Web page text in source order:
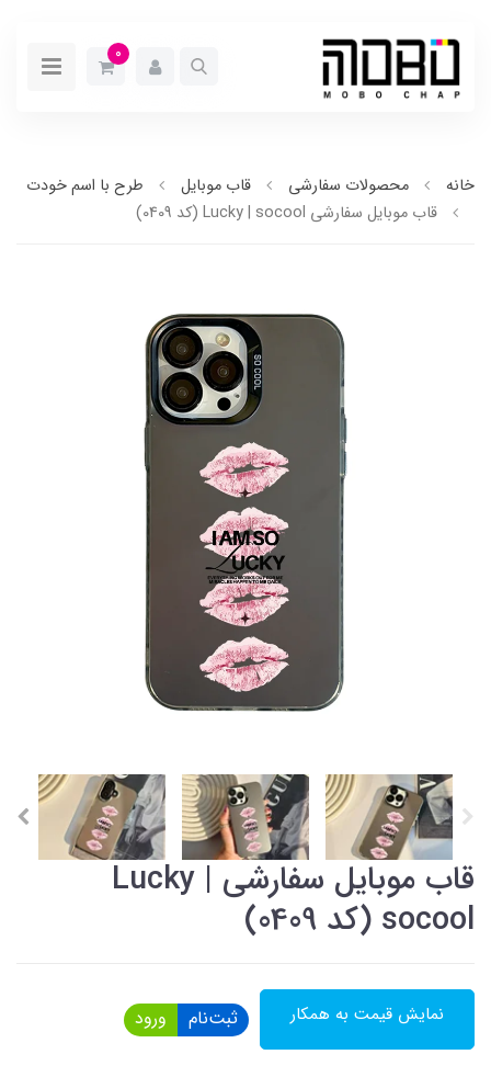
0
خانه محصولات سفارشی قاب موبایل
طرح با اسم خودت
قاب موبایل سفارشی Lucky | socool (کد 0409)
قاب موبایل سفارشی Lucky |
socool (کد 0409)
نمایش قیمت به همکار ثبت‌نام ورود